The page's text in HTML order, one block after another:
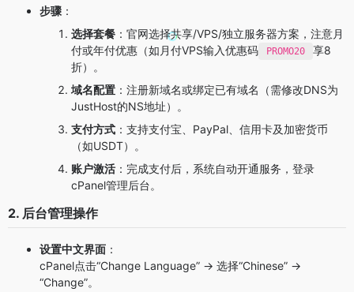
步骤 ：
选择套餐 ：官网选择共享/VPS/独立服务器方案，注意月
付或年付优惠（如月付VPS输入优惠码
PROMO20
享8
折）。
域名配置 ：注册新域名或绑定已有域名（需修改DNS为
JustHost的NS地址）。
支付方式 ：支持支付宝、PayPal、信用卡及加密货币
（如USDT）。
账户激活 ：完成支付后，系统自动开通服务，登录
cPanel管理后台。
2. 后台管理操作
设置中文界面 ：
cPanel点击“Change Language” → 选择“Chinese” →
“Change”。